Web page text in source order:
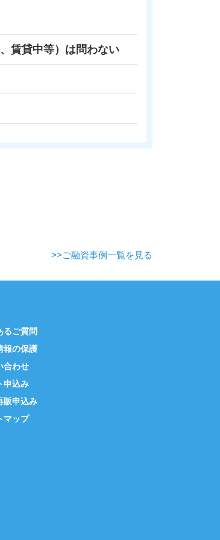
賃貸中等）は問わない
>>ご融資事例一覧を見る
るご質問
報の保護
合わせ
申込み
販申込み
マップ